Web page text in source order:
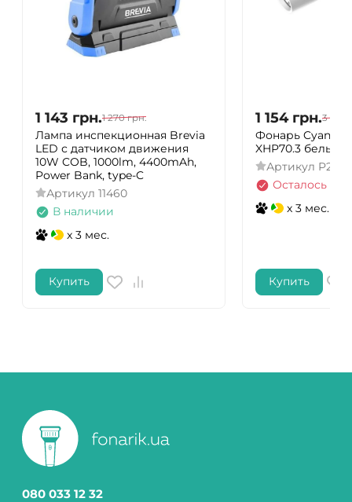
1 143 грн.1 270 грн.
Лампа инспекционная Brevia
LED с датчиком движения
10W COB, 1000lm, 4400mAh,
Power Bank, type-C
Артикул 11460
В наличии
x 3 мес.
Купить
1 154 грн.3 120
Фонарь Cyansky
XHP70.3 белый
Артикул
Осталось
x 3 мес.
Купить
080 033 12 32